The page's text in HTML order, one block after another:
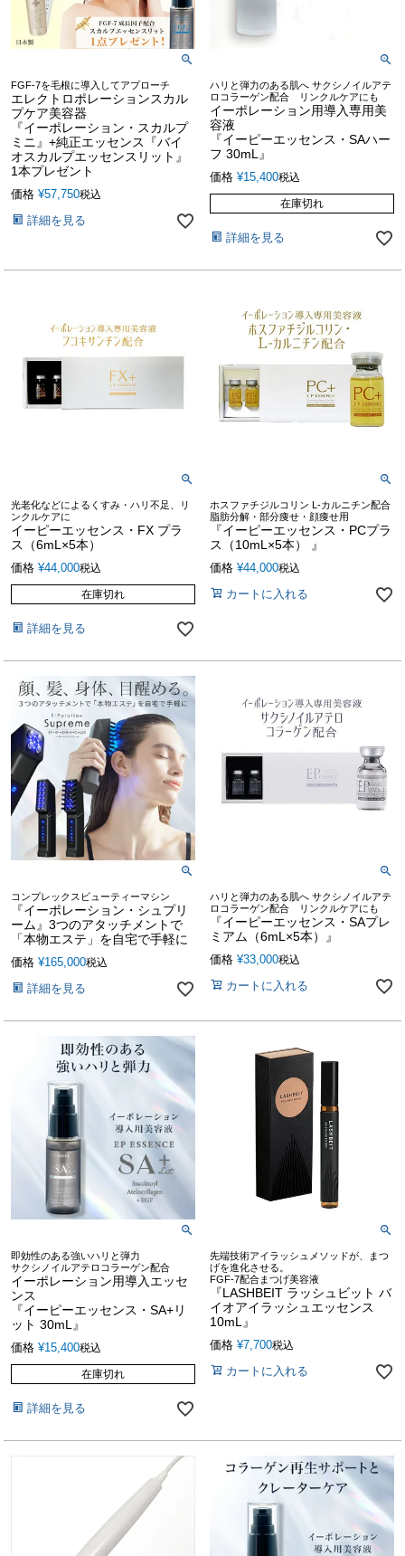
FGF-7を毛根に導入してアプローチ
エレクトロポレーションスカル
プケア美容器
『イーポレーション・スカルプ
ミニ』+純正エッセンス『バイ
オスカルプエッセンスリット』
1本プレゼント
価格 ¥57,750税込
詳細を見る
ハリと弾力のある肌へ サクシノイルアテ
ロコラーゲン配合 リンクルケアにも
イーポレーション用導入専用美
容液
『イーピーエッセンス・SAハー
フ 30mL』
価格 ¥15,400税込
在庫切れ
詳細を見る
光老化などによるくすみ・ハリ不足、リ
ンクルケアに
イーピーエッセンス・FX プラ
ス（6mL×5本）
価格 ¥44,000税込
在庫切れ
詳細を見る
ホスファチジルコリン L-カルニチン配合
脂肪分解・部分痩せ・顔痩せ用
『イーピーエッセンス・PCプラ
ス（10mL×5本） 』
価格 ¥44,000税込
カートに入れる
コンプレックスビューティーマシン
『イーポレーション・シュプリ
ーム』3つのアタッチメントで
「本物エステ」を自宅で手軽に
価格 ¥165,000税込
詳細を見る
ハリと弾力のある肌へ サクシノイルアテ
ロコラーゲン配合 リンクルケアにも
『イーピーエッセンス・SAプレ
ミアム（6mL×5本）』
価格 ¥33,000税込
カートに入れる
即効性のある強いハリと弾力
サクシノイルアテロコラーゲン配合
イーポレーション用導入エッセ
ンス
『イーピーエッセンス・SA+リ
ット 30mL』
価格 ¥15,400税込
在庫切れ
詳細を見る
先端技術アイラッシュメソッドが、まつ
げを進化させる。
FGF-7配合まつげ美容液
『LASHBEIT ラッシュビット バ
イオアイラッシュエッセンス
10mL』
価格 ¥7,700税込
カートに入れる